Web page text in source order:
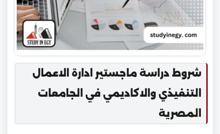
شروط دراسة ماجستير ادارة الاعمال
التنفيذي والاكاديمي في الجامعات
المصرية